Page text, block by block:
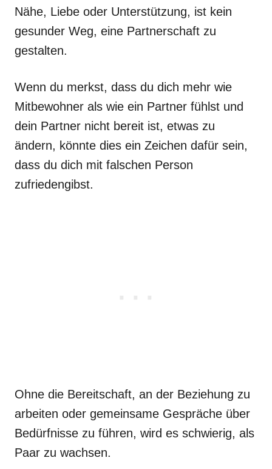
Nähe, Liebe oder Unterstützung, ist kein
gesunder Weg, eine Partnerschaft zu
gestalten.
Wenn du merkst, dass du dich mehr wie
Mitbewohner als wie ein Partner fühlst und
dein Partner nicht bereit ist, etwas zu
ändern, könnte dies ein Zeichen dafür sein,
dass du dich mit falschen Person
zufriedengibst.
Ohne die Bereitschaft, an der Beziehung zu
arbeiten oder gemeinsame Gespräche über
Bedürfnisse zu führen, wird es schwierig, als
Paar zu wachsen.